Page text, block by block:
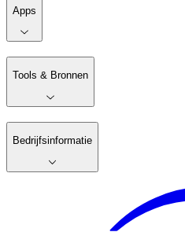
Apps
Tools & Bronnen
Bedrijfsinformatie